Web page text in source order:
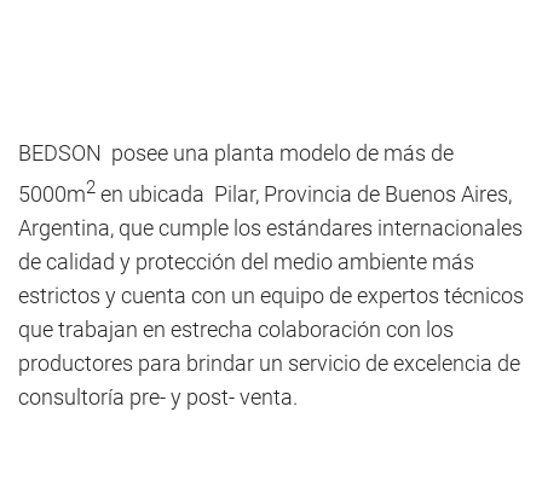
BEDSON posee una planta modelo de más de
5000m2 en ubicada Pilar, Provincia de Buenos Aires,
Argentina, que cumple los estándares internacionales
de calidad y protección del medio ambiente más
estrictos y cuenta con un equipo de expertos técnicos
que trabajan en estrecha colaboración con los
productores para brindar un servicio de excelencia de
consultoría pre- y post- venta.